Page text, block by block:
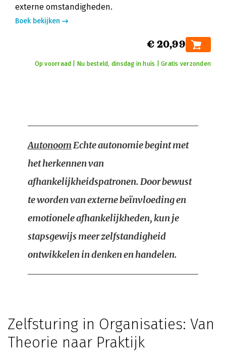
externe omstandigheden.
Boek bekijken
€ 20,99
Op voorraad | Nu besteld, dinsdag in huis | Gratis verzonden
AutonoomEchte autonomie begint met
het herkennen van
afhankelijkheidspatronen. Door bewust
te worden van externe beïnvloeding en
emotionele afhankelijkheden, kun je
stapsgewijs meer zelfstandigheid
ontwikkelen in denken en handelen.
Zelfsturing in Organisaties: Van
Theorie naar Praktijk